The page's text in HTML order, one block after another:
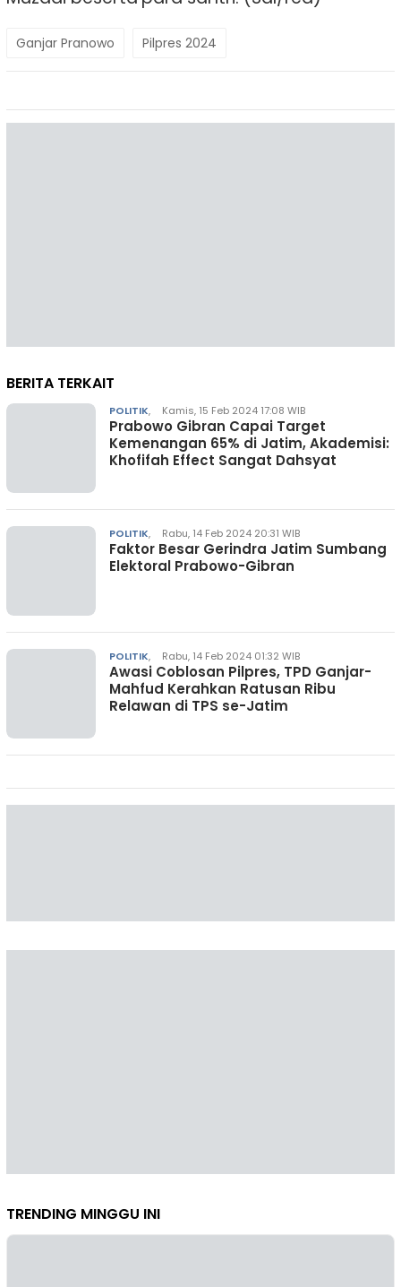
Ganjar Pranowo Pilpres 2024
BERITA TERKAIT
POLITIK, Kamis, 15 Feb 2024 17:08 WIB
Prabowo Gibran Capai Target
Kemenangan 65% di Jatim, Akademisi:
Khofifah Effect Sangat Dahsyat
POLITIK, Rabu, 14 Feb 2024 20:31 WIB
Faktor Besar Gerindra Jatim Sumbang
Elektoral Prabowo-Gibran
POLITIK, Rabu, 14 Feb 2024 01:32 WIB
Awasi Coblosan Pilpres, TPD Ganjar-
Mahfud Kerahkan Ratusan Ribu
Relawan di TPS se-Jatim
TRENDING MINGGU INI